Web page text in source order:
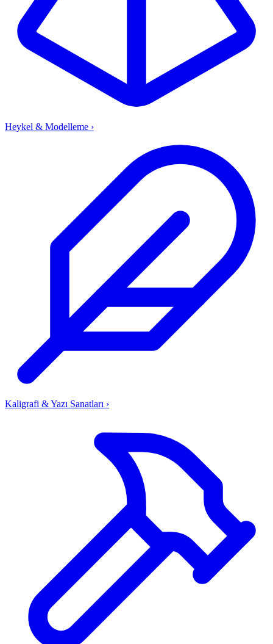
Heykel & Modelleme ›
Kaligrafi & Yazı Sanatları ›